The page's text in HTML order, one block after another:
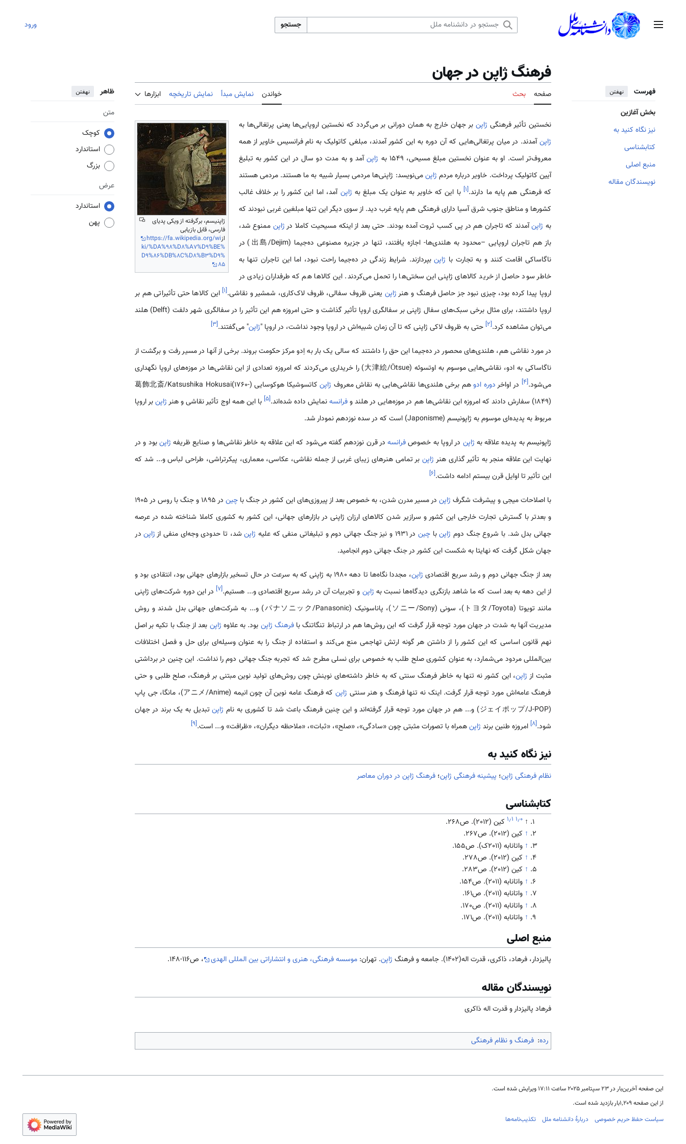
منوی اصلی جستجو ورود
فهرست نهفتن
بخش آغازین
نیز نگاه کنید به
کتابشناسی
منبع اصلی
نویسندگان مقاله
فرهنگ ژاپن در جهان
صفحه بحث خواندن نمایش مبدأ نمایش تاریخچه ابزارها ظاهر نهفتن
متن
کوچک
استاندارد
بزرگ
عرض
استاندارد
پهن
ژاپنیسم، برگرفته از ویکی پدیای
فارسی، قابل بازیابی
از
https://fa.wikipedia.org/wi
ki/%DA%98%D8%A7%D9%BE%
D9%86%DB%8C%D8%B3%D9%
85
نخستین تأثیر فرهنگی ژاپنبر جهان خارج به همان دورانی بر می‌گردد که نخستین اروپایی‌ها یعنی پرتغالی‌ها به
ژاپنآمدند. در میان پرتغالی‌هایی که آن دوره به این کشور آمدند، مبلغی کاتولیک به نام فرانسیس خاویر از همه
معروف‌تر است. او به عنوان نخستین مبلغ مسیحی، 1549 به
ژاپنآمد و به مدت دو سال در این کشور به تبلیغ
آیین کاتولیک پرداخت. خاویر درباره مردم ژاپنمی‌نویسد: ژاپنی‌ها مردمی بسیار شبیه به ما هستند. مردمی هستند
که فرهنگی هم پایه ما دارند.[۱]با این که خاویر به عنوان یک مبلغ به ژاپن آمد، اما این کشور را بر خلاف غالب
کشورها و مناطق جنوب شرق آسیا دارای فرهنگی هم پایه غرب دید. از سوی دیگر این تنها مبلغین غربی نبودند که
به ژاپنآمدند که تاجران هم در پی کسب ثروت آمده بودند. حتی بعد از اینکه مسیحیت کاملا درژاپن ممنوع شد،
باز هم تاجران اروپایی –محدود به هلندی‌ها- اجازه یافتند، تنها در جزیره مصنوعی ده‌جیما (出島/Dejim) در
ناگاساکی اقامت کنند و به تجارت با ژاپنبپردازند. شرایط زندگی در ده‌جیما راحت نبود، اما این تاجران تنها به
خاطر سود حاصل از خرید کالاهای ژاپنی این سختی‌ها را تحمل می‌کردند. این کالاها هم که طرفداران زیادی در
اروپا پیدا کرده بود، چیزی نبود جز حاصل فرهنگ و هنرژاپن یعنی ظروف سفالی، ظروف لاک‌کاری، شمشیر و نقاشی.[۱]این کالاها حتی تأثیراتی هم بر
اروپا داشتند، برای مثال برخی سبک‌های سفال ژاپنی بر سفالگری اروپا تأثیر گذاشت و حتی امروزه هم این تأثیر را در سفالگری شهر دلفت (Delft) هلند
می‌توان مشاهده کرد.[۲] حتی به ظروف لاکی ژاپنی که تا آن زمان شبیه‌اش در اروپا وجود نداشت، در اروپا "ژاپن" می‌گفتند.[۳]
در مورد نقاشی هم، هلندی‌های محصور در ده‌جیما این حق را داشتند که سالی یک بار به اِدو مرکز حکومت بروند. برخی از آنها در مسیر رفت و برگشت از
ناگاساکی به ادو، نقاشی‌هایی موسوم به اوتسوئه (大津絵/Ōtsue) را خریداری می‌کردند که امروزه تعدادی از این نقاشی‌ها در موزه‌های اروپا نگهداری
می‌شود.[۴] در اواخردوره ادوهم برخی هلندی‌ها نقاشی‌هایی به نقاش معروف ژاپن
کاتسوشیکا هوکوسایی (葛飾北斎/Katsushika Hokusai(1760-
1849)) سفارش دادند که امروزه این نقاشی‌ها هم در موزه‌هایی در هلند و
فرانسهنمایش داده شده‌اند.[۵] با این همه اوج تأثیر نقاشی و هنرژاپنبر اروپا
مربوط به پدیده‌ای موسوم به ژاپونیسم (Japonisme) است که در سده نوزدهم نمودار شد.
ژاپونیسم به پدیده علاقه به ژاپن در اروپا به خصوصفرانسهدر قرن نوزدهم گفته می‌شود که این علاقه به خاطر نقاشی‌ها و صنایع ظریفه ژاپنبود و در
نهایت این علاقه منجر به تأثیر گذاری هنر ژاپن بر تمامی هنرهای زیبای غربی از جمله نقاشی، عکاسی، معماری، پیکرتراشی، طراحی لباس و... شد که
این تأثیر تا اوایل قرن بیستم ادامه داشت.[۶]
با اصلاحات میجی و پیشرفت شگرف ژاپن در مسیر مدرن شدن، به خصوص بعد از پیروزی‌های این کشور در جنگ با چین
در 1895 و جنگ با روس در 1905
و بعدتر با گسترش تجارت خارجی این کشور و سرازیر شدن کالاهای ارزان ژاپنی در بازارهای جهانی، این کشور به کشوری کاملا شناخته شده در عرصه
جهانی بدل شد. با شروع جنگ دوم ژاپنبا چیندر 1931 و نیز جنگ جهانی دوم و تبلیغاتی منفی که علیه ژاپنشد، تا حدودی وجه‌ای منفی ازژاپن در
جهان شکل گرفت که نهایتا به شکست این کشور در جنگ جهانی دوم انجامید.
بعد از جنگ جهانی دوم و رشد سریع اقتصادی ژاپن
، مجددا نگاه‌ها تا دهه 1980 به ژاپنی که به سرعت در حال تسخیر بازارهای جهانی بود، انتقادی بود و
از این دهه به بعد است که ما شاهد بازنگری دیدگاه‌ها نسبت به ژاپن و تجربیات آن در رشد سریع اقتصادی و... هستیم.[۷]در این دوره شرکت‌های ژاپنی
مانند تویوتا (トヨタ/Toyota)، سونی (ソニー/Sony)، پاناسونیک (パナソニック/Panasonic) و... به شرکت‌های جهانی بدل شدند و روش
مدیریت آنها به شدت در جهان مورد توجه قرار گرفت که این روش‌ها هم در ارتباط تنگاتنگ بافرهنگ ژاپن بود. به علاوه ژاپن بعد از جنگ با تکیه بر اصل
نهم قانون اساسی‌ که این کشور را از داشتن هر گونه ارتش تهاجمی منع می‌کند و استفاده از جنگ را به عنوان وسیله‌ای برای حل و فصل اختلافات
بین‌المللی مردود می‌شمارد، به عنوان کشوری صلح طلب به خصوص برای نسلی مطرح شد که تجربه جنگ جهانی دوم را نداشت. این چنین در برداشتی
مثبت از ژاپن، این کشور نه تنها به خاطر فرهنگ سنتی‌ که به خاطر داشته‌های نوینش چون روش‌های تولید نوین مبتنی بر فرهنگ، صلح طلبی‌ و حتی
فرهنگ عامه‌اش مورد توجه قرار گرفت. اینک نه تنها فرهنگ و هنر سنتی ژاپن
که فرهنگ عامه نوین آن چون انیمه (アニメ/Anime)، مانگا، جی پاپ
(ジェイポップ/J-POP) و... هم در جهان مورد توجه قرار گرفته‌اند و این چنین فرهنگ باعث شد تا کشوری به نام
ژاپنتبدیل به یک برند در جهان
شود.[۸] امروزه طنین برند ژاپنهمراه با تصورات مثبتی چون «سادگی»، «صلح»، «ثبات»، «ملاحظه دیگران»، «ظرافت» و... است.[۹]
نیز نگاه کنید به
نظام فرهنگی ژاپن؛ پیشینه فرهنگی ژاپن؛ فرهنگ ژاپن در دوران معاصر
کتابشناسی
↑ ۱٫۰ ۱٫۱ کین (2012). ص268.
↑ کین (2012). ص267.
↑ واتانابه (2011ک). ص155.
↑ کین (2012). ص278.
↑ کین (2012). ص283.
↑ واتانابه (2011). ص154.
↑ واتانابه (2011). ص161.
↑ واتانابه (2011). ص170.
↑ واتانابه (2011). ص171.
منبع اصلی
پالیزدار، فرهاد، ذاکری، قدرت اله(1402). جامعه و فرهنگ ژاپن. تهران: موسسه فرهنگی، هنری و انتشاراتی بین المللی الهدی ، ص116-148.
نویسندگان مقاله
فرهاد پالیزدار و قدرت اله ذاکری
رده: فرهنگ و نظام فرهنگی
این صفحه آخرین‌بار در ‏۲۳ سپتامبر ۲۰۲۵ ساعت ‏۱۷:۱۱ ویرایش شده است.
از این صفحه ۱٬۲۰۹بار بازدید شده است.
سیاست حفظ حریم خصوصی
دربارهٔ دانشنامه ملل تکذیب‌نامه‌ها